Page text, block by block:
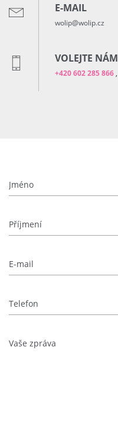
E-MAIL
wolip@wolip.cz
VOLEJTE NÁM
+420 602 285 866